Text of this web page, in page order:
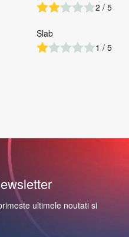
2 / 5
Slab
1 / 5
ultimele noutati si